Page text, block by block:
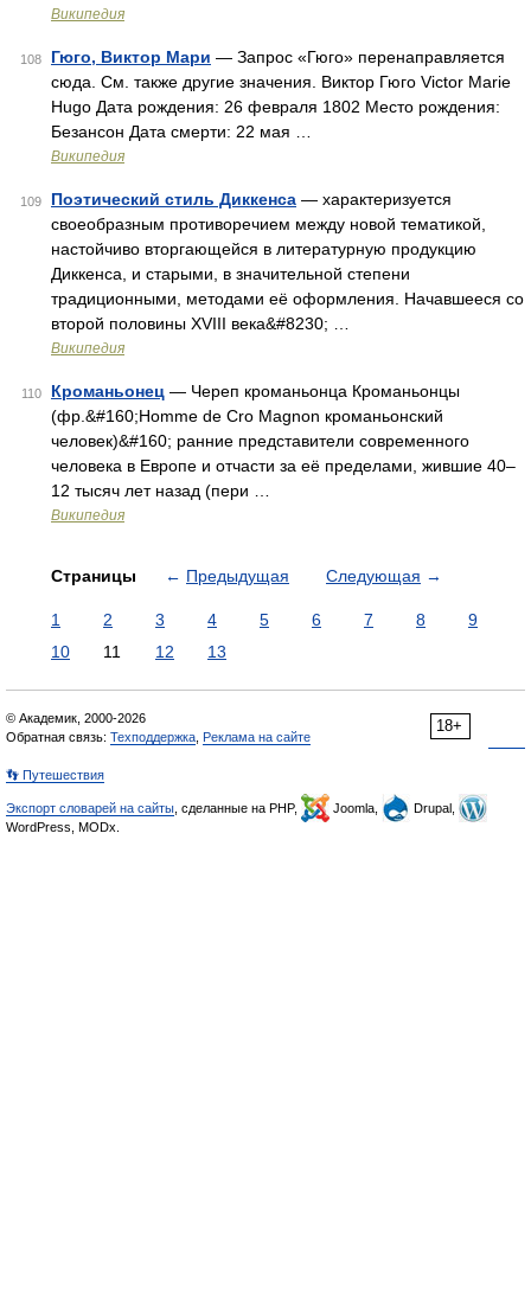
Википедия
108 Гюго, Виктор Мари — Запрос «Гюго» перенаправляется
сюда. Cм. также другие значения. Виктор Гюго Victor Marie
Hugo Дата рождения: 26 февраля 1802 Место рождения:
Безансон Дата смерти: 22 мая …
Википедия
109 Поэтический стиль Диккенса — характеризуется
своеобразным противоречием между новой тематикой,
настойчиво вторгающейся в литературную продукцию
Диккенса, и старыми, в значительной степени
традиционными, методами её оформления. Начавшееся со
второй половины XVIII века&#8230; …
Википедия
110 Кроманьонец — Череп кроманьонца Кроманьонцы
(фр.&#160;Homme de Cro Magnon кроманьонский
человек)&#160; ранние представители современного
человека в Европе и отчасти за её пределами, жившие 40–
12 тысяч лет назад (пери …
Википедия
Страницы ← Предыдущая Следующая →
1 2 3 4 5 6 7 8
9
10
11 12 13
18+
© Академик, 2000-2026
Обратная связь: Техподдержка Реклама на сайте
👣 Путешествия
Экспорт словарей на сайты , сделанные на PHP, Joomla,
Drupal,
WordPress, MODx.